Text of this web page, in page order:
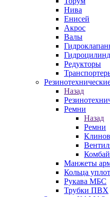
Нива
Енисей
Акрос
Валы
Редукторы
Назад
Ремни
Назад
Ремни
Манжеты
Кольца
Рукава МБС
Трубки ПВХ